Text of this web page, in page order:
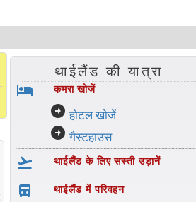
थाईलैंड की यात्रा
hotel कमरा खोजें
arrow_circle_right होटल खोजें
arrow_circle_right गैस्टहाउस
flight_takeoff थाईलैंड के लिए सस्ती उड़ानें
directions_bus_filled थाईलैंड में परिवहन